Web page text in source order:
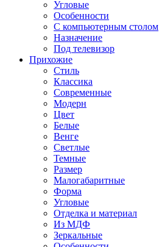
Угловые
Особенности
С компьютерным столом
Назначение
Под телевизор
Прихожие
Стиль
Классика
Современные
Модерн
Цвет
Белые
Венге
Светлые
Темные
Размер
Малогабаритные
Форма
Угловые
Отделка и материал
Из МДФ
Зеркальные